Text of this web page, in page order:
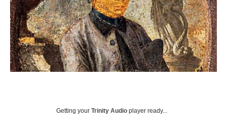
Getting your Trinity Audio player ready...